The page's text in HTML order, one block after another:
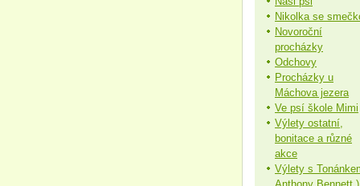
Nikolka se
Novoroční
procházky
Odchovy
Procházky u
Máchova jezera
Ve psí škole Mimi
Výlety ostatní,
bonitace a různé
akce
Výlety s